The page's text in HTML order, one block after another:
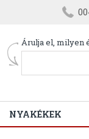
Árulja el, milyen
NYAKÉKEK